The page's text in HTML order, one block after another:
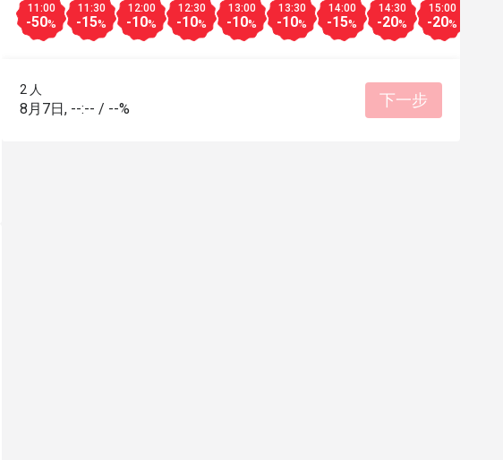
11:00
-50%
11:30
-15%
12:00
-10%
12:30
-10%
13:00
-10%
13:30
-10%
14:00
-15%
14:30
-20%
15:00
-20%
2 人
8月7日, --:-- / --% 下一步